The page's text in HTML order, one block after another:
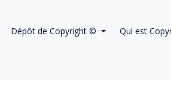
Dépôt de Copyright © Qui est